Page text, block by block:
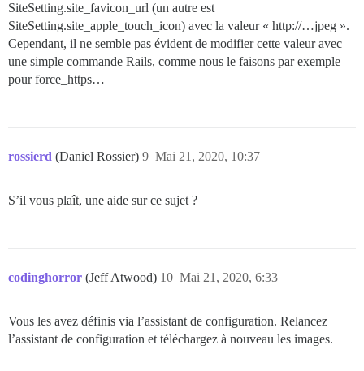
SiteSetting.site_favicon_url (un autre est
SiteSetting.site_apple_touch_icon) avec la valeur « http://…jpeg ».
Cependant, il ne semble pas évident de modifier cette valeur avec
une simple commande Rails, comme nous le faisons par exemple
pour force_https…
rossierd (Daniel Rossier) Mai 21, 2020, 10:37
9
S’il vous plaît, une aide sur ce sujet ?
codinghorror (Jeff Atwood) Mai 21, 2020, 6:33
10
Vous les avez définis via l’assistant de configuration. Relancez
l’assistant de configuration et téléchargez à nouveau les images.